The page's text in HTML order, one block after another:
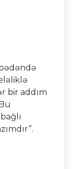
bir addım